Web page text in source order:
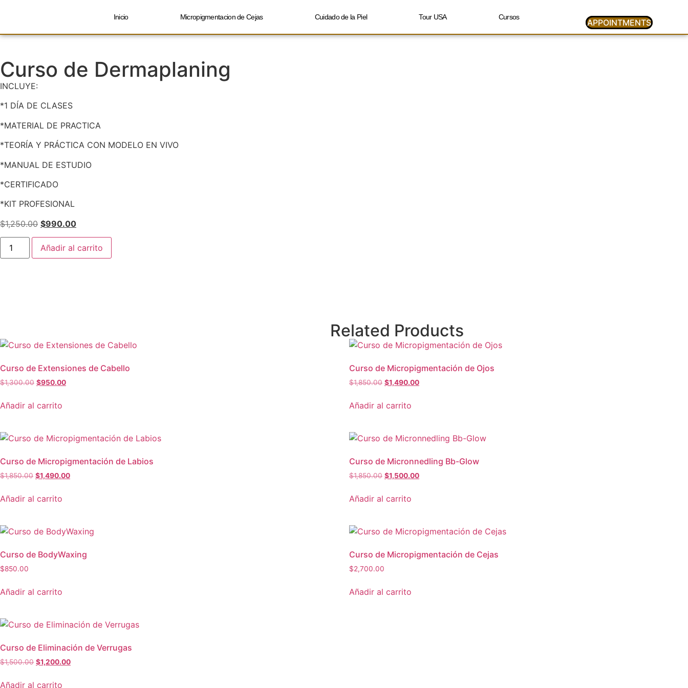
Inicio Micropigmentacion de Cejas Cuidado de la Piel Tour USA Cursos
APPOINTMENTS
Curso de Dermaplaning
INCLUYE:
*1 DÍA DE CLASES
*MATERIAL DE PRACTICA
*TEORÍA Y PRÁCTICA CON MODELO EN VIVO
*MANUAL DE ESTUDIO
*CERTIFICADO
*KIT PROFESIONAL
$1,250.00 $990.00
Añadir al carrito
Related Products
Curso de Extensiones de Cabello
$1,300.00 $950.00
Añadir al carrito
Curso de Micropigmentación de Ojos
$1,850.00 $1,490.00
Añadir al carrito
Curso de Micropigmentación de Labios
$1,850.00 $1,490.00
Añadir al carrito
Curso de Micronnedling Bb-Glow
$1,850.00 $1,500.00
Añadir al carrito
Curso de BodyWaxing
$850.00
Añadir al carrito
Curso de Micropigmentación de Cejas
$2,700.00
Añadir al carrito
Curso de Eliminación de Verrugas
$1,500.00 $1,200.00
Añadir al carrito